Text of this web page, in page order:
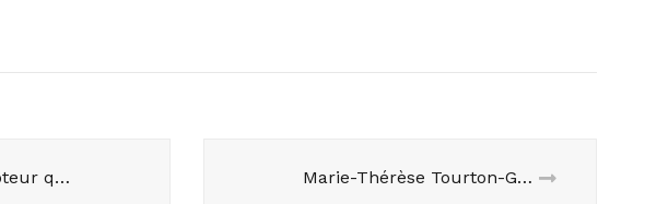
So Élec : L’interrupteur qui change la lumière des maisons Marie-Thérèse Tourton-Gruber & Henry Tourton : lumière d’art en Provence